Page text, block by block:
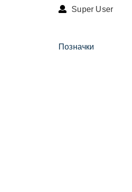
Super User
Позначки